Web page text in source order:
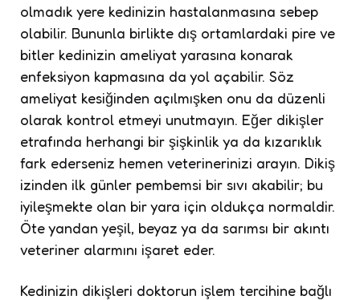
olmadık yere kedinizin hastalanmasına sebep
olabilir. Bununla birlikte dış ortamlardaki pire ve
bitler kedinizin ameliyat yarasına konarak
enfeksiyon kapmasına da yol açabilir. Söz
ameliyat kesiğinden açılmışken onu da düzenli
olarak kontrol etmeyi unutmayın. Eğer dikişler
etrafında herhangi bir şişkinlik ya da kızarıklık
fark ederseniz hemen veterinerinizi arayın. Dikiş
izinden ilk günler pembemsi bir sıvı akabilir; bu
iyileşmekte olan bir yara için oldukça normaldir.
Öte yandan yeşil, beyaz ya da sarımsı bir akıntı
veteriner alarmını işaret eder.
Kedinizin dikişleri doktorun işlem tercihine bağlı